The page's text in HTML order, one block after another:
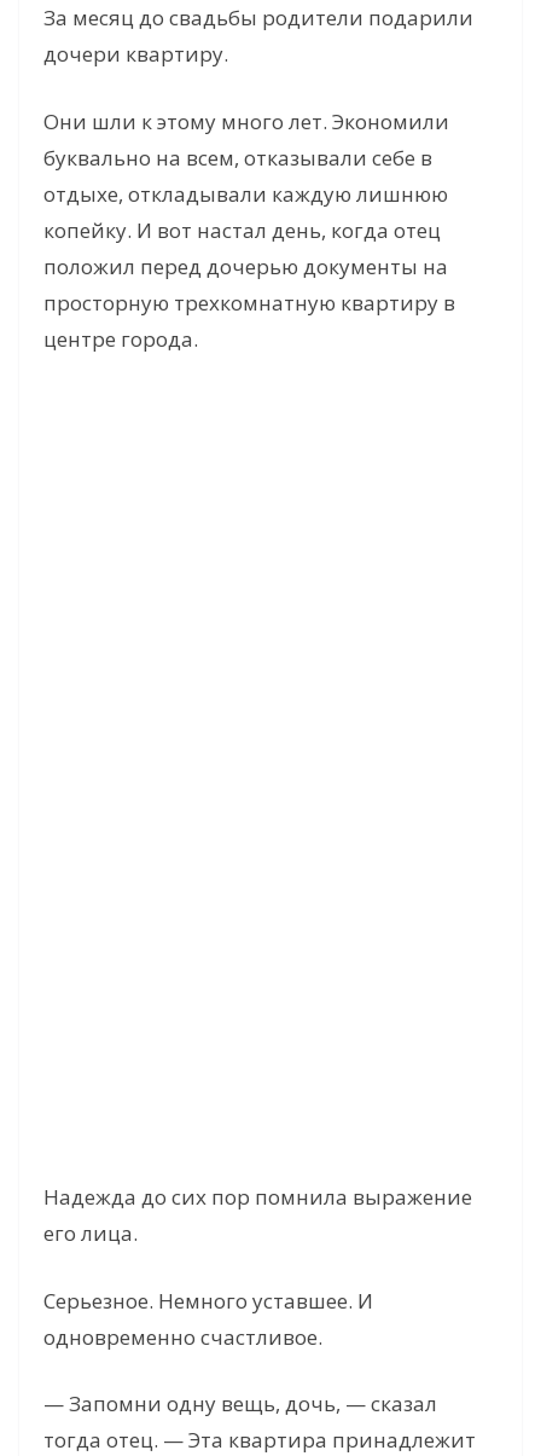
За месяц до свадьбы родители подарили
дочери квартиру.
Они шли к этому много лет. Экономили
буквально на всем, отказывали себе в
отдыхе, откладывали каждую лишнюю
копейку. И вот настал день, когда отец
положил перед дочерью документы на
просторную трехкомнатную квартиру в
центре города.
Надежда до сих пор помнила выражение
его лица.
Серьезное. Немного уставшее. И
одновременно счастливое.
— Запомни одну вещь, дочь, — сказал
тогда отец. — Эта квартира принадлежит